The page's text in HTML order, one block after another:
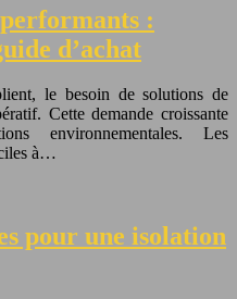
:
d’achat
le besoin de solutions de
Cette demande croissante
environnementales. Les
à…
pour une isolation